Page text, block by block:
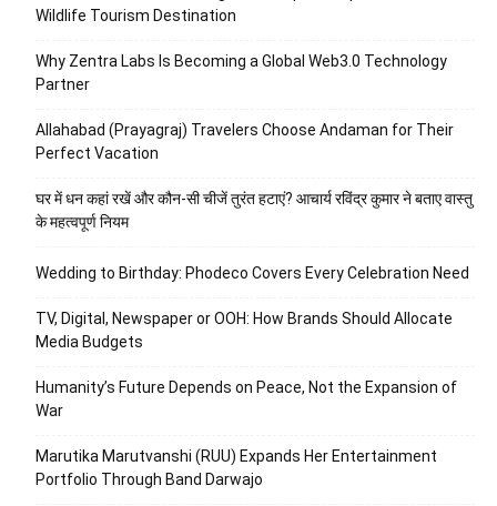
Wildlife Tourism Destination
Why Zentra Labs Is Becoming a Global Web3.0 Technology
Partner
Allahabad (Prayagraj) Travelers Choose Andaman for Their
Perfect Vacation
घर में धन कहां रखें और कौन-सी चीजें तुरंत हटाएं? आचार्य रविंद्र कुमार ने बताए वास्तु
के महत्वपूर्ण नियम
Wedding to Birthday: Phodeco Covers Every Celebration Need
TV, Digital, Newspaper or OOH: How Brands Should Allocate
Media Budgets
Humanity’s Future Depends on Peace, Not the Expansion of
War
Marutika Marutvanshi (RUU) Expands Her Entertainment
Portfolio Through Band Darwajo